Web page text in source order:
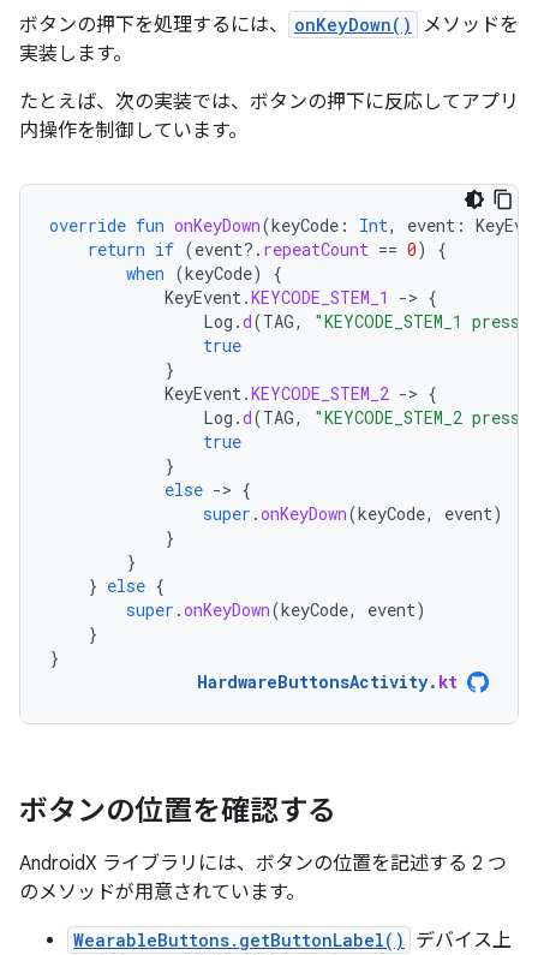
ボタンの押下を処理するには、 onKeyDown()
メソッドを
実装します。
たとえば、次の実装では、ボタンの押下に反応してアプリ
内操作を制御しています。
override fun onKeyDown(keyCode : Int, event :
return if (event?. repeatCount == 0)
{
when (keyCode)
{
KeyEvent.KEYCODE_STEM_1 -> {
Log .d(TAG,
"KEYCODE_STEM_1
true
}
KeyEvent.KEYCODE_STEM_2 -> {
Log .d(TAG,
"KEYCODE_STEM_2
true
}
else -> {
super .onKeyDown(keyCode, event)
}
}
} else {
super .onKeyDown(keyCode, event)
}
}
HardwareButtonsActivity. kt
ボタンの位置を確認する
AndroidX ライブラリには、ボタンの位置を記述する 2 つ
のメソッドが用意されています。
WearableButtons.getButtonLabel()
デバイス上